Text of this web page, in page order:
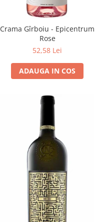
Crama Gîrboiu - Epicentrum
Rose
52,58 Lei
ADAUGA IN COS